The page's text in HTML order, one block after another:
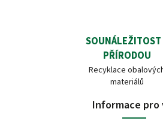
SOUNÁLEŽITOST
PŘÍRODOU
Recyklace
materiálů
Informace pro